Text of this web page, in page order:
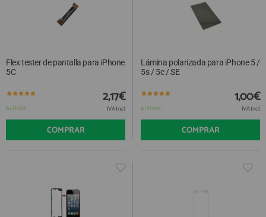
Flex tester de pantalla para iPhone
5C
En STOCK
2,17€
IVA Incl.
COMPRAR
Lámina polarizada para iPhone 5 /
5s / 5c / SE
En STOCK
1,00€
IVA Incl.
COMPRAR